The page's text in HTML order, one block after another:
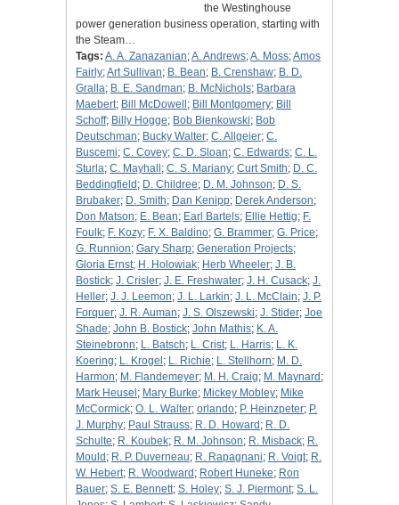
the Westinghouse
power generation business operation, starting with
the Steam…
Tags: A. A. Zanazanian;A. Andrews;A. Moss;Amos
Fairly;Art Sullivan; B. Bean; B. Crenshaw; B. D.
Gralla; B. E. Sandman; B. McNichols; Barbara
Maebert; Bill McDowell ; Bill Montgomery; Bill
Schoff; Billy Hogge; Bob Bienkowski; Bob
Deutschman; Bucky Walter; C. Allgeier; C.
Buscemi; C. Covey; C. D. Sloan; C. Edwards; C. L.
Sturla; C. Mayhall ; C. S. Mariany; Curt Smith; D. C.
Beddingfield ; D. Childree; D. M. Johnson; D. S.
Brubaker; D. Smith; Dan Kenipp; Derek Anderson;
Don Matson; E. Bean; Earl Bartels; Ellie Hettig; F.
Foulk; F. Kozy; F. X. Baldino; G. Brammer; G. Price;
G. Runnion; Gary Sharp; Generation Projects;
Gloria Ernst; H. Holowiak; Herb Wheeler; J. B.
Bostick; J. Crisler; J. E. Freshwater; J. H. Cusack; J.
Heller; J. J. Leemon; J. L. Larkin; J. L. McClain; J. P.
Forquer; J. R. Auman; J. S. Olszewski; J. Stider; Joe
Shade; John B. Bostick; John Mathis; K. A.
Steinebronn; L. Batsch; L. Crist; L. Harris; L. K.
Koering; L. Krogel ; L. Richie; L. Stellhorn; M. D.
Harmon; M. Flandemeyer; M. H. Craig; M. Maynard ;
Mark Heusel ; Mary Burke; Mickey Mobley; Mike
McCormick; O. L. Walter; orlando; P. Heinzpeter; P.
J. Murphy; Paul Strauss; R. D. Howard ; R. D.
Schulte; R. Koubek; R. M. Johnson; R. Misback; R.
Mould ; R. P. Duverneau; R. Rapagnani; R. Voigt; R.
W. Hebert; R. Woodward ; Robert Huneke; Ron
Bauer; S. E. Bennett; S. Holey; S. J. Piermont; S. L.